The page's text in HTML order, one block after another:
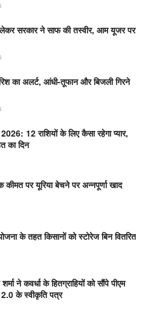
सरकार ने साफ की तस्वीर, आम यूजर पर
का अलर्ट, आंधी-तूफान और बिजली गिरने
12 राशियों के लिए कैसा रहेगा प्यार,
का दिन
कीमत पर यूरिया बेचने पर अन्नपूर्णा खाद
के तहत किसानों को स्टोरेज बिन वितरित
ने कवर्धा के हितग्राहियों को सौंपे पीएम
के स्वीकृति पत्र